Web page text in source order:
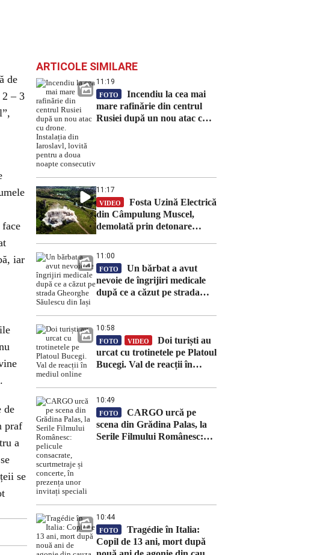
de
2 – 3
face
iar
de
praf
a
se
ARTICOLE SIMILARE
11:19
FOTO
Incendiu la cea mai
mare rafinărie din centrul
Rusiei după un nou atac cu
11:17
VIDEO
Fosta Uzină Electrică
din Câmpulung Muscel,
demolată prin detonare
dispărut în câteva secunde
11:00
FOTO
Un bărbat a avut
nevoie de îngrijiri medicale
după ce a căzut pe strada
10:58
FOTO VIDEO
Doi turiști au
urcat cu trotinetele pe Platoul
Bucegi. Val de reacții în
10:49
FOTO
CARGO urcă pe
scena din Grădina Palas, la
Serile Filmului Românesc:
10:44
FOTO
Tragédie în Italia:
Copil de 13 ani, mort după